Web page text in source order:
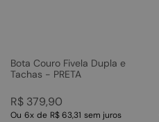
Bota Couro Fivela Dupla e
Tachas - PRETA
R$ 379,90
Ou 6x de R$ 63,31 sem juros